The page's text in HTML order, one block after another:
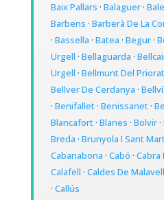
Baix Pallars · Balaguer·
Barbens · Barberà De La
· Bassella · Batea · Begur·
Urgell · Bellaguarda ·
Urgell · Bellmunt Del Priorat
Bellver De Cerdanya ·
· Benifallet· Benissanet·
Blancafort· Blanes · Bolvir·
Breda · Brunyola I Sant
Cabanabona · Cabó · Cabra
Calafell · Caldes De
· Callús